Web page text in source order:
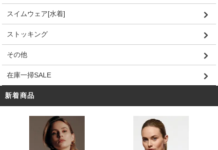
スイムウェア[水着]
ストッキング
その他
在庫一掃SALE
新着商品